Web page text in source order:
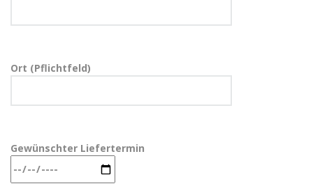
Ort (Pflichtfeld)
Gewünschter Liefertermin